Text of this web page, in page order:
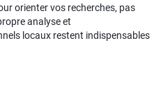
orienter vos recherches, pas
analyse et
locaux restent indispensables